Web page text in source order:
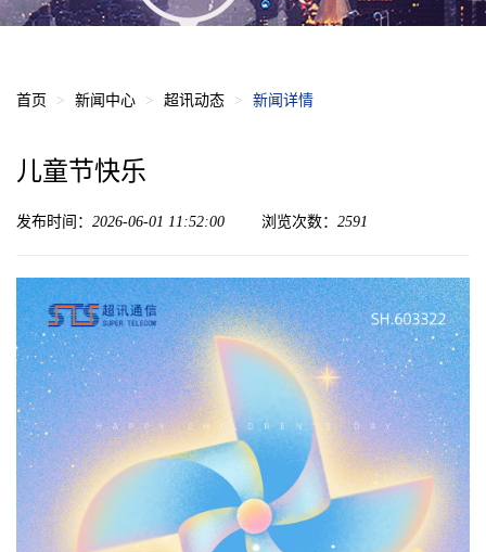
首页 新闻中心 超讯动态 新闻详情
儿童节快乐
发布时间： 2026-06-01 11:52:00 浏览次数： 2591